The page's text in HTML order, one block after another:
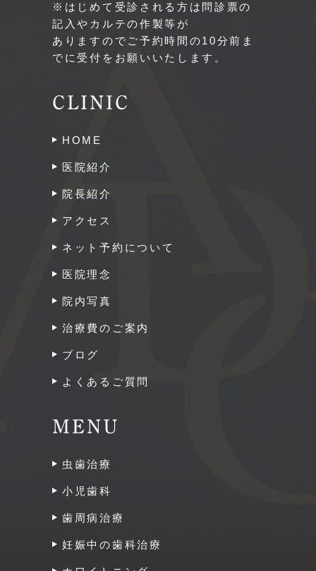
※はじめて受診される方は問診票の
記入やカルテの作製等が
ありますのでご予約時間の10分前ま
でに受付をお願いいたします。
CLINIC
HOME
医院紹介
院長紹介
アクセス
ネット予約について
医院理念
院内写真
治療費のご案内
ブログ
よくあるご質問
MENU
虫歯治療
小児歯科
歯周病治療
妊娠中の歯科治療